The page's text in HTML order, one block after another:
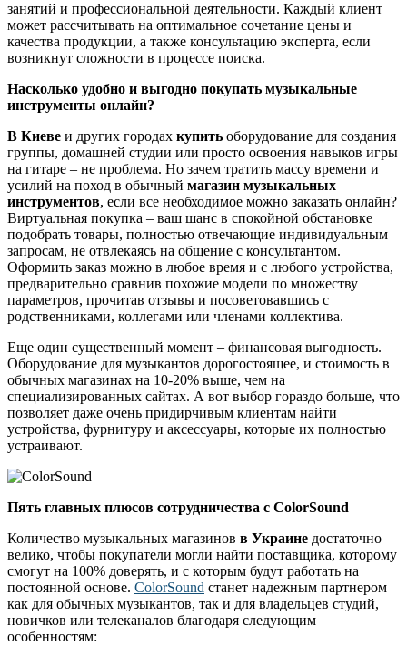
занятий и профессиональной деятельности. Каждый клиент
может рассчитывать на оптимальное сочетание цены и
качества продукции, а также консультацию эксперта, если
возникнут сложности в процессе поиска.
Насколько удобно и выгодно покупать музыкальные
инструменты онлайн?
В Киеве и других городах купить оборудование для создания
группы, домашней студии или просто освоения навыков игры
на гитаре – не проблема. Но зачем тратить массу времени и
усилий на поход в обычный магазин музыкальных
инструментов, если все необходимое можно заказать онлайн?
Виртуальная покупка – ваш шанс в спокойной обстановке
подобрать товары, полностью отвечающие индивидуальным
запросам, не отвлекаясь на общение с консультантом.
Оформить заказ можно в любое время и с любого устройства,
предварительно сравнив похожие модели по множеству
параметров, прочитав отзывы и посоветовавшись с
родственниками, коллегами или членами коллектива.
Еще один существенный момент – финансовая выгодность.
Оборудование для музыкантов дорогостоящее, и стоимость в
обычных магазинах на 10-20% выше, чем на
специализированных сайтах. А вот выбор гораздо больше, что
позволяет даже очень придирчивым клиентам найти
устройства, фурнитуру и аксессуары, которые их полностью
устраивают.
Пять главных плюсов сотрудничества с ColorSound
Количество музыкальных магазинов в Украине достаточно
велико, чтобы покупатели могли найти поставщика, которому
смогут на 100% доверять, и с которым будут работать на
постоянной основе. ColorSound станет надежным партнером
как для обычных музыкантов, так и для владельцев студий,
новичков или телеканалов благодаря следующим
особенностям: